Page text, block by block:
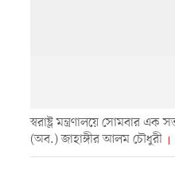
স্বরাষ্ট্র মন্ত্রণালয়ে সোমবার এক
(অব.) জাহাঙ্গীর আলম চৌধুরী